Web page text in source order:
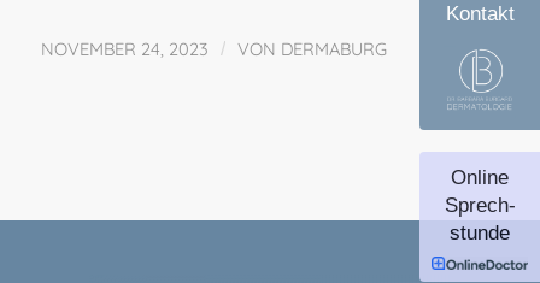
NOVEMBER 24, 2023 / VON DERMABURG
Kontakt
Online
Sprech-
stunde